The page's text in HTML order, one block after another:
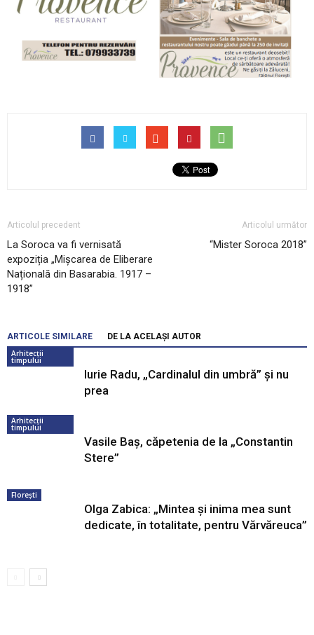
Articolul precedent
La Soroca va fi vernisată
expoziția „Mișcarea de Eliberare
Națională din Basarabia. 1917 –
1918”
Articolul următor
“Mister Soroca 2018”
ARTICOLE SIMILARE
DE LA ACELAȘI AUTOR
Arhitecții
timpului
Iurie Radu, „Cardinalul din umbră” și nu
prea
Arhitecții
timpului
Vasile Baș, căpetenia de la „Constantin
Stere”
Florești
Olga Zabica: „Mintea și inima mea sunt
dedicate, în totalitate, pentru Vărvăreuca”